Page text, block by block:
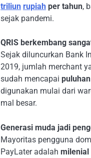
triliun rupiah per tahun,
sejak pandemi.
QRIS berkembang
Sejak diluncurkan Bank
2019, jumlah merchant
sudah mencapai
digunakan mulai dari
mal besar.
Generasi muda jadi
Mayoritas pengguna
PayLater adalah milenial